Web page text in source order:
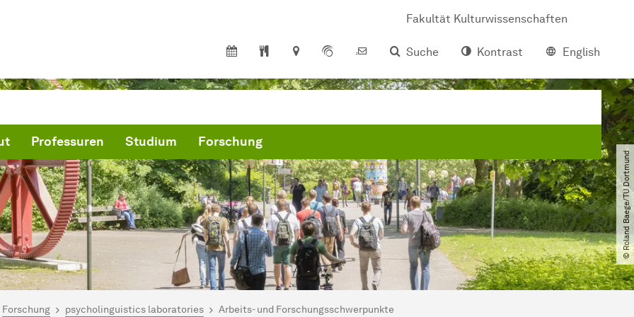
Fakultät Kulturwissenschaften
Suche
Kontrast English
Professuren Studium Forschung
© Roland Baege​/​TU Dortmund
hier:
Forschung psycholinguistics laboratories Arbeits- und Forschungsschwerpunkte